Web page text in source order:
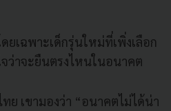
ยเฉพาะเด็กรุ่นใหม่ที่เพิ่งเลือก
ว่าจะยืนตรงไหนในอนาคต
เขามองว่า “อนาคตไม่ได้น่า